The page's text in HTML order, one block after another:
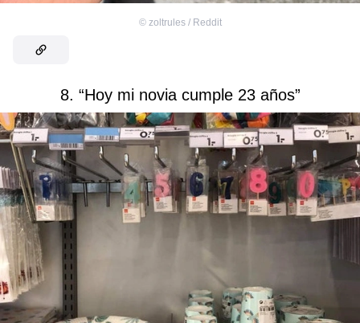
© zoltrules / Reddit
8. “Hoy mi novia cumple 23 años”